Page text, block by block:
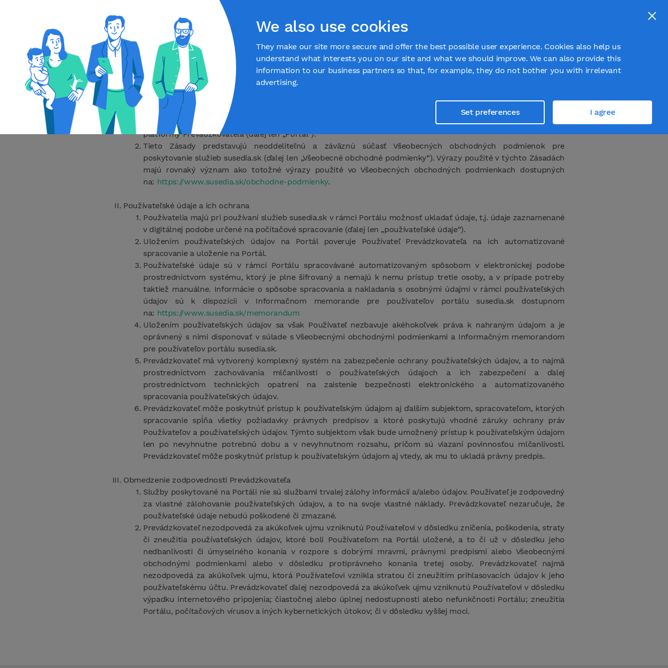
About Susedia.sk
Zásady ochrany osobných údajov
Všeobecné ustanovenia
Spoločnosť SusediaSK, s.r.o., Pajštúnska 5, 851 02 Bratislava, IČO 56100523 (ďalej len „Prevádzkovateľ“), týmto
vydáva zásady ochrany osobných údajov (ďalej len „Zásady“) pri poskytovaní služieb susedia.sk v rámci online
platformy Prevádzkovateľa (ďalej len „Portál“).
Tieto Zásady predstavujú neoddeliteľnú a záväznú súčasť Všeobecných obchodných podmienok pre
poskytovanie služieb susedia.sk (ďalej len „Všeobecné obchodné podmienky“). Výrazy použité v týchto Zásadách
majú rovnaký význam ako totožné výrazy použité vo Všeobecných obchodných podmienkach dostupných
na: https://www.susedia.sk/obchodne-podmienky.
Používateľské údaje a ich ochrana
Používatelia majú pri používaní služieb susedia.sk v rámci Portálu možnosť ukladať údaje, t.j. údaje zaznamenané
v digitálnej podobe určené na počítačové spracovanie (ďalej len „používateľské údaje“).
Uložením používateľských údajov na Portál poveruje Používateľ Prevádzkovateľa na ich automatizované
spracovanie a uloženie na Portál.
Používateľské údaje sú v rámci Portálu spracovávané automatizovaným spôsobom v elektronickej podobe
prostredníctvom systému, ktorý je plne šifrovaný a nemajú k nemu prístup tretie osoby, a v prípade potreby
taktiež manuálne. Informácie o spôsobe spracovania a nakladania s osobnými údajmi v rámci používateľských
údajov sú k dispozícii v Informačnom memorande pre používateľov portálu susedia.sk dostupnom
na: https://www.susedia.sk/memorandum
Uložením používateľských údajov sa však Používateľ nezbavuje akéhokoľvek práva k nahraným údajom a je
oprávnený s nimi disponovať v súlade s Všeobecnými obchodnými podmienkami a Informačným memorandom
pre používateľov portálu susedia.sk.
Prevádzkovateľ má vytvorený komplexný systém na zabezpečenie ochrany používateľských údajov, a to najmä
prostredníctvom zachovávania mlčanlivosti o používateľských údajoch a ich zabezpečení a ďalej
prostredníctvom technických opatrení na zaistenie bezpečnosti elektronického a automatizovaného
spracovania používateľských údajov.
Prevádzkovateľ môže poskytnúť prístup k používateľským údajom aj ďalším subjektom, spracovateľom, ktorých
spracovanie spĺňa všetky požiadavky právnych predpisov a ktoré poskytujú vhodné záruky ochrany práv
Používateľov a používateľských údajov. Týmto subjektom však bude umožnený prístup k používateľským údajom
len po nevyhnutne potrebnú dobu a v nevyhnutnom rozsahu, pričom sú viazaní povinnosťou mlčanlivosti.
Prevádzkovateľ môže poskytnúť prístup k používateľským údajom aj vtedy, ak mu to ukladá právny predpis.
Obmedzenie zodpovednosti Prevádzkovateľa
Služby poskytované na Portáli nie sú službami trvalej zálohy informácií a/alebo údajov. Používateľ je zodpovedný
za vlastné zálohovanie používateľských údajov, a to na svoje vlastné náklady. Prevádzkovateľ nezaručuje, že
používateľské údaje nebudú poškodené či zmazané.
Prevádzkovateľ nezodpovedá za akúkoľvek ujmu vzniknutú Používateľovi v dôsledku zničenia, poškodenia, straty
či zneužitia používateľských údajov, ktoré boli Používateľom na Portál uložené, a to či už v dôsledku jeho
nedbanlivosti či úmyselného konania v rozpore s dobrými mravmi, právnymi predpismi alebo Všeobecnými
obchodnými podmienkami alebo v dôsledku protiprávneho konania tretej osoby. Prevádzkovateľ najmä
nezodpovedá za akúkoľvek ujmu, ktorá Používateľovi vznikla stratou či zneužitím prihlasovacích údajov k jeho
používateľskému účtu. Prevádzkovateľ ďalej nezodpovedá za akúkoľvek ujmu vzniknutú Používateľovi v dôsledku
výpadku internetového pripojenia; čiastočnej alebo úplnej nedostupnosti alebo nefunkčnosti Portálu; zneužitia
Portálu, počítačových vírusov a iných kybernetických útokov; či v dôsledku vyššej moci.
We also use cookies
They make our site more secure and offer the best possible user experience. Cookies also help us
understand what interests you on our site and what we should improve. We can also provide this
information to our business partners so that, for example, they do not bother you with irrelevant
advertising.
Set preferences I agree